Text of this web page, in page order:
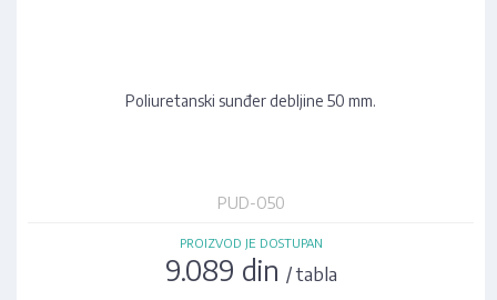
Poliuretanski sunđer debljine 50 mm.
PUD-O50
PROIZVOD JE DOSTUPAN
9.089 din / tabla